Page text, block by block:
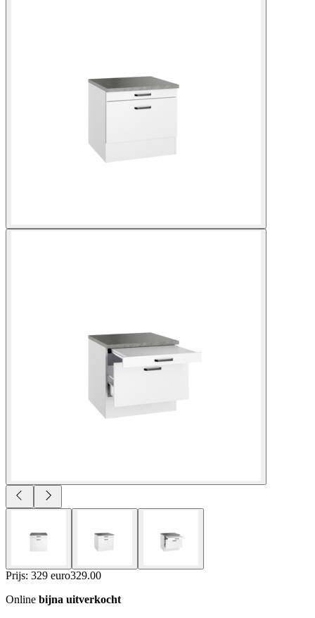
Prijs: 329 euro329.00
Online bijna uitverkocht